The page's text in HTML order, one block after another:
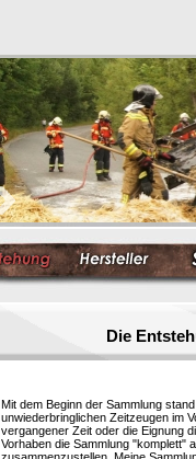
Die
Mit dem Beginn der Sammlung
unwiederbringlichen Zeitzeugen im
vergangener Zeit oder die Eignung
Vorhaben die Sammlung "komplett"